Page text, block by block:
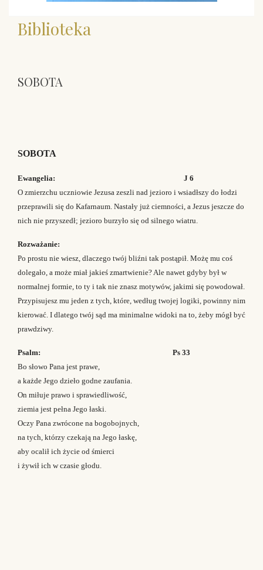
Biblioteka
SOBOTA
SOBOTA
Ewangelia: J 6
O zmierzchu uczniowie Jezusa zeszli nad jezioro i wsiadłszy do łodzi
przeprawili się do Kafarnaum. Nastały już ciemności, a Jezus jeszcze do
nich nie przyszedł; jezioro burzyło się od silnego wiatru.
Rozważanie:
Po prostu nie wiesz, dlaczego twój bliźni tak postąpił. Możę mu coś
dolegało, a może miał jakieś zmartwienie? Ale nawet gdyby był w
normalnej formie, to ty i tak nie znasz motywów, jakimi się powodował.
Przypisujesz mu jeden z tych, które, według twojej logiki, powinny nim
kierować. I dlatego twój sąd ma minimalne widoki na to, żeby mógł być
prawdziwy.
Psalm: Ps 33
Bo słowo Pana jest prawe,
a każde Jego dzieło godne zaufania.
On miłuje prawo i sprawiedliwość,
ziemia jest pełna Jego łaski.
Oczy Pana zwrócone na bogobojnych,
na tych, którzy czekają na Jego łaskę,
aby ocalił ich życie od śmierci
i żywił ich w czasie głodu.